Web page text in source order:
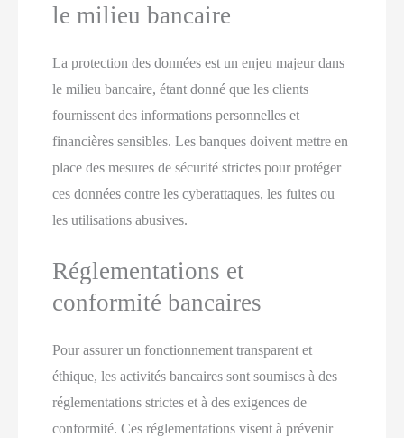
le milieu bancaire
La protection des données est un enjeu majeur dans
le milieu bancaire, étant donné que les clients
fournissent des informations personnelles et
financières sensibles. Les banques doivent mettre en
place des mesures de sécurité strictes pour protéger
ces données contre les cyberattaques, les fuites ou
les utilisations abusives.
Réglementations et
conformité bancaires
Pour assurer un fonctionnement transparent et
éthique, les activités bancaires sont soumises à des
réglementations strictes et à des exigences de
conformité. Ces réglementations visent à prévenir